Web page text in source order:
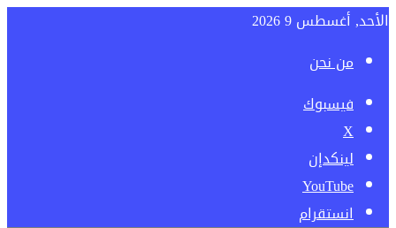
الأحد, أغسطس 9 2026
من نحن
فيسبوك
‫X
لينكدإن
‫YouTube
انستقرام